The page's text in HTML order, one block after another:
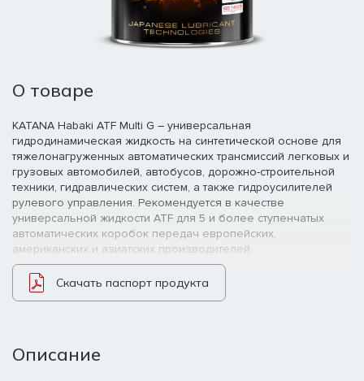
О товаре
KATANA Habaki ATF Multi G – универсальная
гидродинамическая жидкость на синтетической основе для
тяжелонагруженных автоматических трансмиссий легковых и
грузовых автомобилей, автобусов, дорожно-строительной
техники, гидравлических систем, а также гидроусилителей
рулевого управления. Рекомендуется в качестве
универсальной жидкости ATF для 5 и более ступенчатых
автоматических коробок передач европейских,
американских и азиатских производителей.
Скачать паспорт продукта
Описание